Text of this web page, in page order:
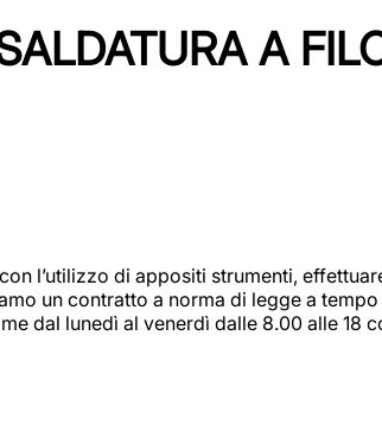
A
l’utilizzo di appositi strumenti,
un contratto a norma di legge a
dal lunedì al venerdì dalle 8.00 alle 18